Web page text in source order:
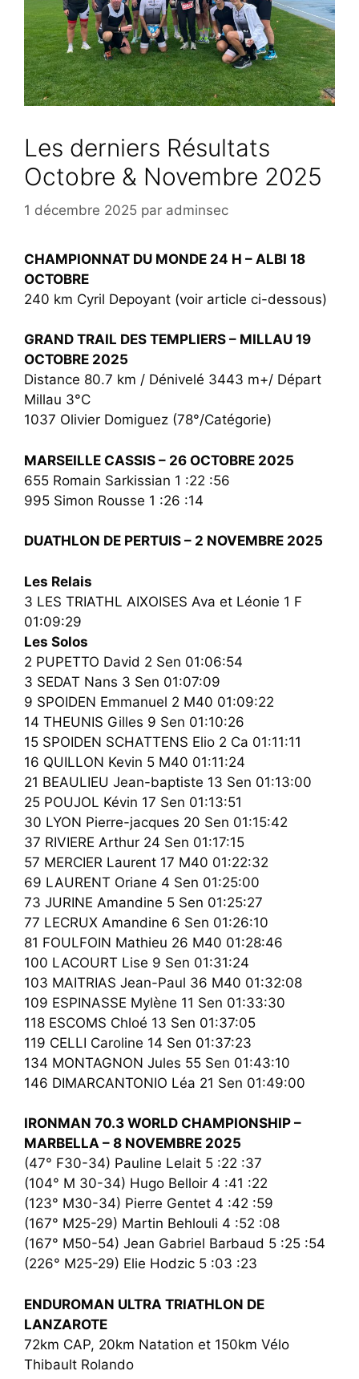
Les derniers Résultats
Octobre & Novembre 2025
1 décembre 2025 par adminsec
CHAMPIONNAT DU MONDE 24 H – ALBI 18
OCTOBRE
240 km Cyril Depoyant (voir article ci-dessous)
GRAND TRAIL DES TEMPLIERS – MILLAU 19
OCTOBRE 2025
Distance 80.7 km / Dénivelé 3443 m+/ Départ
Millau 3°C
1037 Olivier Domiguez (78°/Catégorie)
MARSEILLE CASSIS – 26 OCTOBRE 2025
655 Romain Sarkissian 1 :22 :56
995 Simon Rousse 1 :26 :14
DUATHLON DE PERTUIS – 2 NOVEMBRE 2025
Les Relais
3 LES TRIATHL AIXOISES Ava et Léonie 1 F
01:09:29
Les Solos
2 PUPETTO David 2 Sen 01:06:54
3 SEDAT Nans 3 Sen 01:07:09
9 SPOIDEN Emmanuel 2 M40 01:09:22
14 THEUNIS Gilles 9 Sen 01:10:26
15 SPOIDEN SCHATTENS Elio 2 Ca 01:11:11
16 QUILLON Kevin 5 M40 01:11:24
21 BEAULIEU Jean-baptiste 13 Sen 01:13:00
25 POUJOL Kévin 17 Sen 01:13:51
30 LYON Pierre-jacques 20 Sen 01:15:42
37 RIVIERE Arthur 24 Sen 01:17:15
57 MERCIER Laurent 17 M40 01:22:32
69 LAURENT Oriane 4 Sen 01:25:00
73 JURINE Amandine 5 Sen 01:25:27
77 LECRUX Amandine 6 Sen 01:26:10
81 FOULFOIN Mathieu 26 M40 01:28:46
100 LACOURT Lise 9 Sen 01:31:24
103 MAITRIAS Jean-Paul 36 M40 01:32:08
109 ESPINASSE Mylène 11 Sen 01:33:30
118 ESCOMS Chloé 13 Sen 01:37:05
119 CELLI Caroline 14 Sen 01:37:23
134 MONTAGNON Jules 55 Sen 01:43:10
146 DIMARCANTONIO Léa 21 Sen 01:49:00
IRONMAN 70.3 WORLD CHAMPIONSHIP –
MARBELLA – 8 NOVEMBRE 2025
(47° F30-34) Pauline Lelait 5 :22 :37
(104° M 30-34) Hugo Belloir 4 :41 :22
(123° M30-34) Pierre Gentet 4 :42 :59
(167° M25-29) Martin Behlouli 4 :52 :08
(167° M50-54) Jean Gabriel Barbaud 5 :25 :54
(226° M25-29) Elie Hodzic 5 :03 :23
ENDUROMAN ULTRA TRIATHLON DE
LANZAROTE
72km CAP, 20km Natation et 150km Vélo
Thibault Rolando